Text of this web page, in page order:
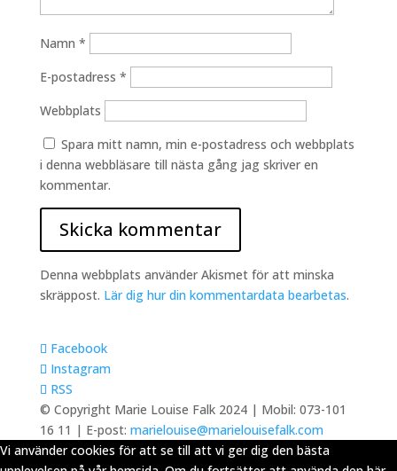
Namn *
E-postadress *
Webbplats
Spara mitt namn, min e-postadress och webbplats
i denna webbläsare till nästa gång jag skriver en
kommentar.
Denna webbplats använder Akismet för att minska
skräppost. Lär dig hur din kommentardata bearbetas.
Facebook
Instagram
RSS
© Copyright Marie Louise Falk 2024 | Mobil: 073-101
16 11 | E-post: marielouise@marielouisefalk.com
Vi använder cookies för att se till att vi ger dig den bästa